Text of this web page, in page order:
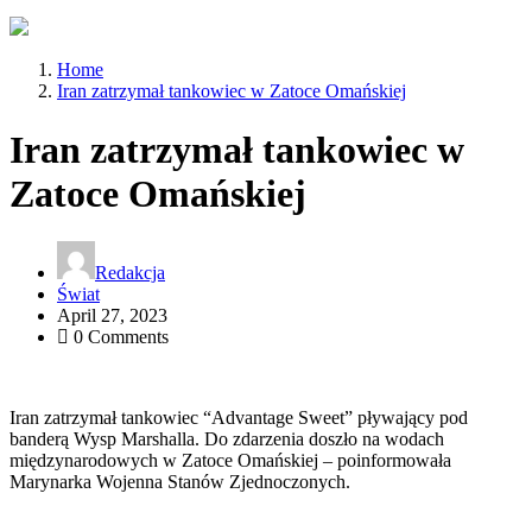
Home
Iran zatrzymał tankowiec w Zatoce Omańskiej
Iran zatrzymał tankowiec w
Zatoce Omańskiej
Redakcja
Świat
April 27, 2023
0 Comments
Iran zatrzymał tankowiec “Advantage Sweet” pływający pod
banderą Wysp Marshalla. Do zdarzenia doszło na wodach
międzynarodowych w Zatoce Omańskiej – poinformowała
Marynarka Wojenna Stanów Zjednoczonych.